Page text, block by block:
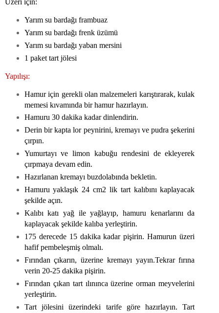
Üzeri için:
Yarım su bardağı frambuaz
Yarım su bardağı frenk üzümü
Yarım su bardağı yaban mersini
1 paket tart jölesi
Yapılışı:
Hamur için gerekli olan malzemeleri karıştırarak, kulak
memesi kıvamında bir hamur hazırlayın.
Hamuru 30 dakika kadar dinlendirin.
Derin bir kapta lor peynirini, kremayı ve pudra şekerini
çırpın.
Yumurtayı ve limon kabuğu rendesini de ekleyerek
çırpmaya devam edin.
Hazırlanan kremayı buzdolabında bekletin.
Hamuru yaklaşık 24 cm2 lik tart kalıbını kaplayacak
şekilde açın.
Kalıbı katı yağ ile yağlayıp, hamuru kenarlarını da
kaplayacak şekilde kalıba yerleştirin.
175 derecede 15 dakika kadar pişirin. Hamurun üzeri
hafif pembeleşmiş olmalı.
Fırından çıkarın, üzerine kremayı yayın.Tekrar fırına
verin 20-25 dakika pişirin.
Fırından çıkan tart ılınınca üzerine orman meyvelerini
yerleştirin.
Tart jölesini üzerindeki tarife göre hazırlayın. Tart